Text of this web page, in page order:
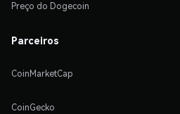
Preço do Dogecoin
Parceiros
CoinMarketCap
CoinGecko